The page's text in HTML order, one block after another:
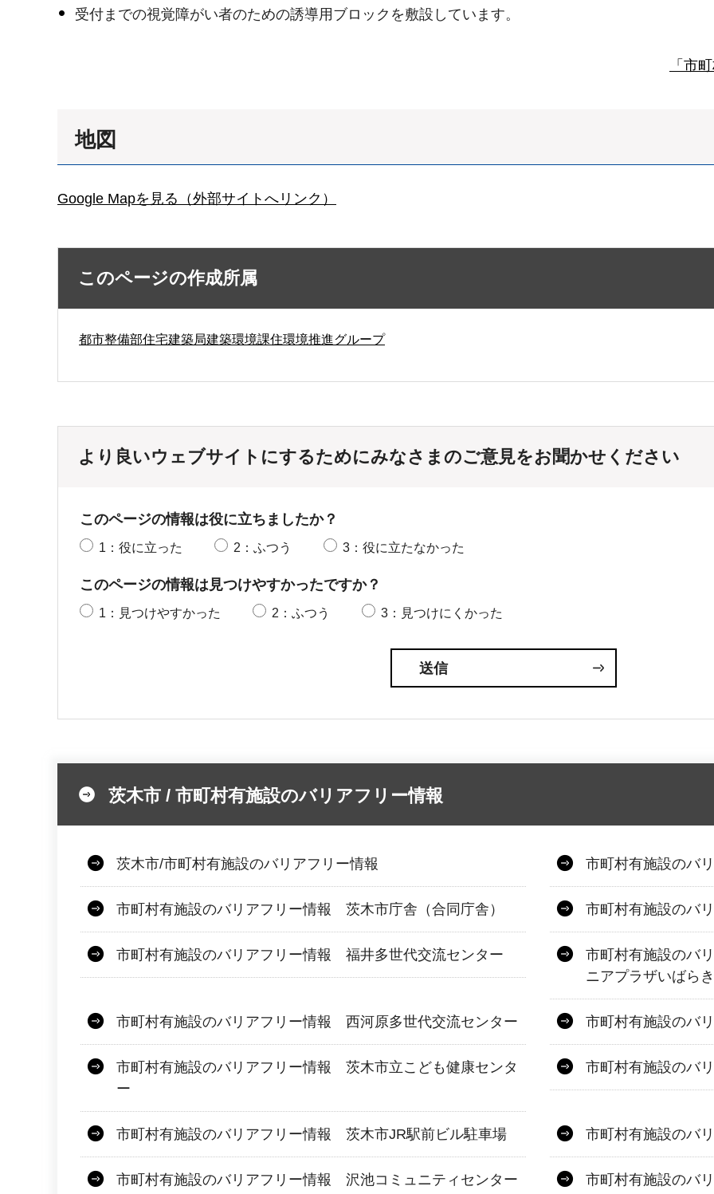
受付までの視覚障がい者のための誘導用ブロックを敷設しています。
「市
地図
Google Mapを見る（外部サイトへリンク）
このページの作成所属
都市整備部住宅建築局建築環境課住環境推進グループ
より良いウェブサイトにするためにみなさまのご意見をお聞かせください
このページの情報は役に立ちましたか？
1：役に立った 2：ふつう 3：役に立たなかった
このページの情報は見つけやすかったですか？
1：見つけやすかった 2：ふつう 3：見つけにくかった
茨木市 / 市町村有施設のバリアフリー情報
茨木市/市町村有施設のバリアフリー情報 市町村有施設のバ
市町村有施設のバリアフリー情報 茨木市庁舎（合同庁舎） 市町村有施設のバ
市町村有施設のバリアフリー情報 福井多世代交流センター
市町村有施設のバ
ニアプラザいばらき
市町村有施設のバリアフリー情報 西河原多世代交流センター 市町村有施設のバ
市町村有施設のバリアフリー情報 茨木市立こども健康センタ
ー
市町村有施設のバ
市町村有施設のバリアフリー情報 茨木市JR駅前ビル駐車場 市町村有施設のバ
市町村有施設のバリアフリー情報 沢池コミュニティセンター 市町村有施設のバ